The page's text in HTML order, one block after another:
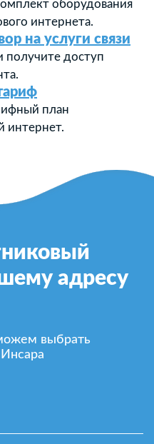
оборудования
интернета.
на услуги связи
получите доступ
план
интернет.
адресу
выбрать